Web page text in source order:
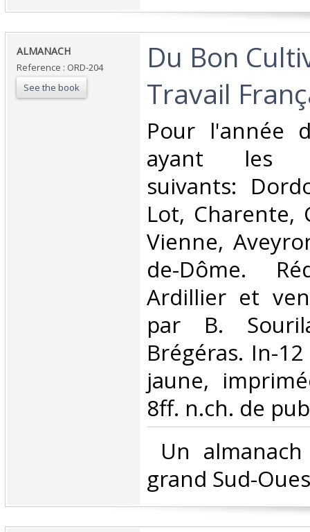
‎ALMANACH‎
Reference : ORD-204
See the book
‎Du Bon
Travail
‎Pour l'année
ayant les
suivants:
Lot, Charente,
Vienne,
de-Dôme.
Ardillier et
par B.
Brégéras. In-
jaune,
8ff. n.ch. de
Un
grand Sud-